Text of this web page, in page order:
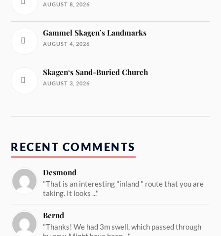
AUGUST 8, 2026
Gammel Skagen’s Landmarks
AUGUST 4, 2026
Skagen‘s Sand-Buried Church
AUGUST 3, 2026
RECENT COMMENTS
Desmond
"That is an interesting "inland " route that you are
taking. It looks ..."
Bernd
"Thanks! We had 3m swell, which passed through